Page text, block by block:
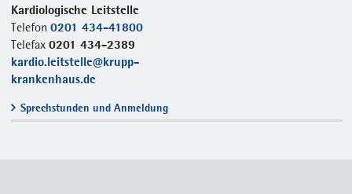
Kardiologische Leitstelle
Telefon0201 434-41800
Telefax0201 434-2389
kardio.leitstelle@krupp-
krankenhaus.de
Sprechstunden und Anmeldung